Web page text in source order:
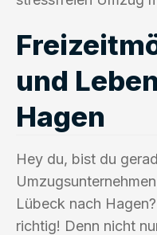
und
Hagen
Hey du, bist du
Lübeck nach
richtig! Denn nicht